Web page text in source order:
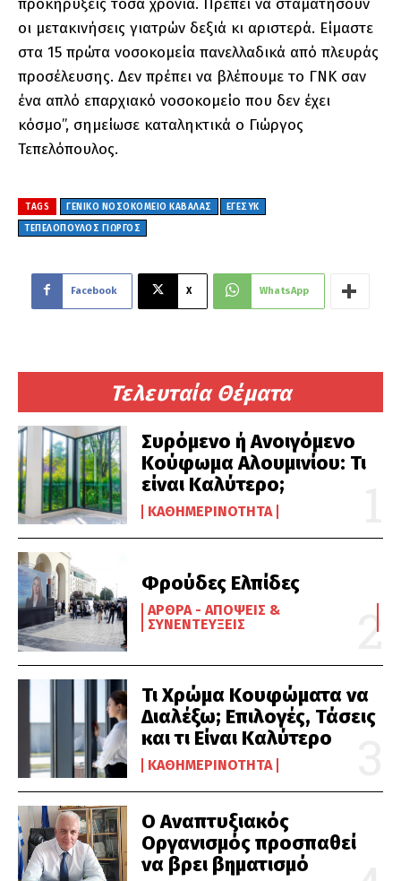
Τελευταία Θέματα
Συρόμενο ή Ανοιγόμενο
Κούφωμα Αλουμινίου: Τι
είναι Καλύτερο;
ΚΑΘΗΜΕΡΙΝΌΤΗΤΑ
Φρούδες Ελπίδες
ΆΡΘΡΑ - ΑΠΌΨΕΙΣ &
ΣΥΝΕΝΤΕΎΞΕΙΣ
Τι Χρώμα Κουφώματα να
Διαλέξω; Επιλογές, Τάσεις
και τι Είναι Καλύτερο
ΚΑΘΗΜΕΡΙΝΌΤΗΤΑ
Ο Αναπτυξιακός
Οργανισμός προσπαθεί
να βρει βηματισμό
προκηρύξεις τόσα χρόνια. Πρέπει να σταματήσουν
οι μετακινήσεις γιατρών δεξιά κι αριστερά. Είμαστε
στα 15 πρώτα νοσοκομεία πανελλαδικά από πλευράς
προσέλευσης. Δεν πρέπει να βλέπουμε το ΓΝΚ σαν
ένα απλό επαρχιακό νοσοκομείο που δεν έχει
κόσμο’’, σημείωσε καταληκτικά ο Γιώργος
Τεπελόπουλος.
TAGS ΓΕΝΙΚΟ ΝΟΣΟΚΟΜΕΙΟ ΚΑΒΑΛΑΣ
ΕΓΕΣΥΚ
ΤΕΠΕΛΟΠΟΥΛΟΣ ΓΙΩΡΓΟΣ
Facebook X WhatsApp